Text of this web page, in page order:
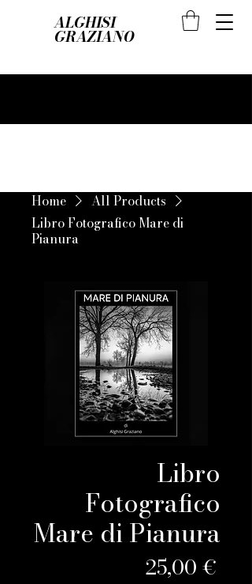
ALGHISI
GRAZIANO
Home
All Products
Libro Fotografico Mare di
Pianura
Libro
Fotografico
Mare di Pianura
25,00 €